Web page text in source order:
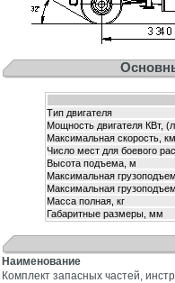
Тип двигателя
Мощность двигателя КВт,
Максимальная скорость,
Число мест для боевого
Высота подъема, м
Максимальная
Максимальная
Масса полная, кг
Габаритные размеры, мм
Наименование
Комплект запасных частей,